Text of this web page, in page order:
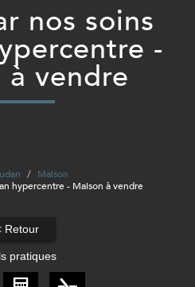
-
à vendre
Maison
hypercentre - Maison à vendre
Retour
pratiques